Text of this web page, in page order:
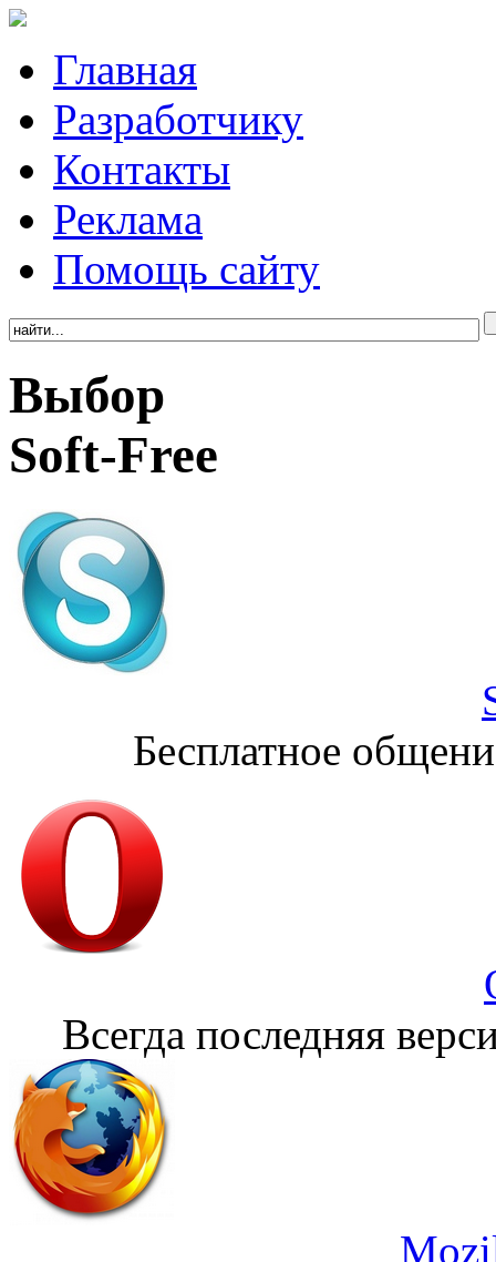
Главная
Разработчику
Контакты
Реклама
Помощь сайту
Выбор
Soft-Free
Бесплатное
Всегда последняя